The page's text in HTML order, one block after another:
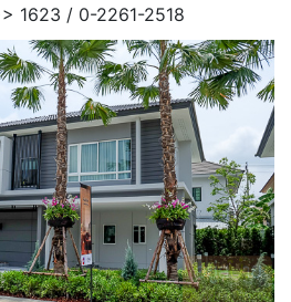
1623 / 0-2261-2518